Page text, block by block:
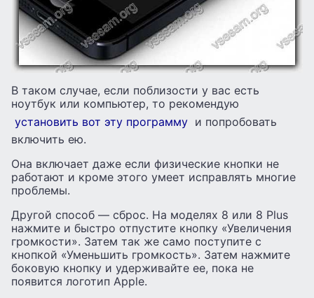
В таком случае, если поблизости у вас есть
ноутбук или компьютер, то рекомендую
установить вот эту программу и попробовать
включить ею.
Она включает даже если физические кнопки не
работают и кроме этого умеет исправлять многие
проблемы.
Другой способ — сброс. На моделях 8 или 8 Plus
нажмите и быстро отпустите кнопку «Увеличения
громкости». Затем так же само поступите с
кнопкой «Уменьшить громкость». Затем нажмите
боковую кнопку и удерживайте ее, пока не
появится логотип Apple.